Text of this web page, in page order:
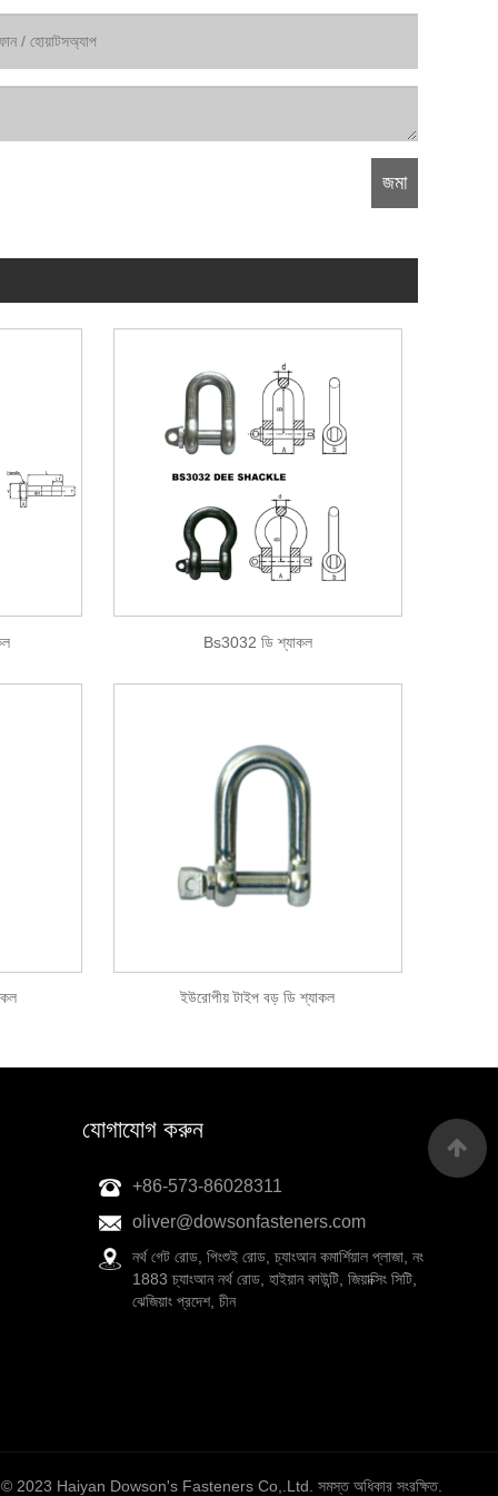
Bs3032 ডি শ্যাকল
ইউরোপীয় টাইপ বড় ডি শ্যাকল
যোগাযোগ করুন
+86-573-86028311
oliver@dowsonfasteners.com
নর্থ গেট রোড, পিংশুই রোড, চ্যাংআন কমার্শিয়াল প্লাজা, নং
1883 চ্যাংআন নর্থ রোড, হাইয়ান কাউন্টি, জিয়াক্সিং সিটি,
ঝেজিয়াং প্রদেশ, চীন
© 2023 Haiyan Dowson's Fasteners Co,.Ltd. সমস্ত অধিকার সংরক্ষিত.